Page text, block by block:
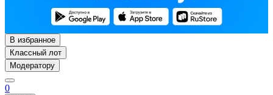
В избранное
Классный лот
Модератору
0